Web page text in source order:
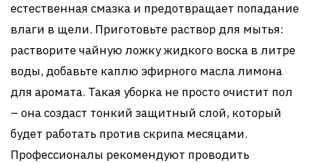
естественная смазка и предотвращает попадание
влаги в щели. Приготовьте раствор для мытья:
растворите чайную ложку жидкого воска в литре
воды, добавьте каплю эфирного масла лимона
для аромата. Такая уборка не просто очистит пол
– она создаст тонкий защитный слой, который
будет работать против скрипа месяцами.
Профессионалы рекомендуют проводить